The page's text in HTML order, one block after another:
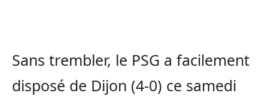
Sans trembler, le PSG a facilement
disposé de Dijon (4-0) ce samedi